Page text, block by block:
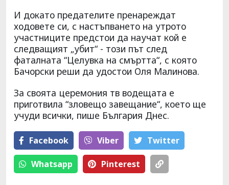
И докато предателите пренареждат
ходовете си, с настъпването на утрото
участниците предстои да научат кой е
следващият „убит“ - този път след
фаталната “Целувка на смъртта“, с която
Бачорски реши да удостои Оля Малинова.
За своята церемония тв водещата е
приготвила “зловещо завещание“, което ще
учуди всички, пише България Днес.
Facebook Viber Тwitter
Whatsapp Pinterest